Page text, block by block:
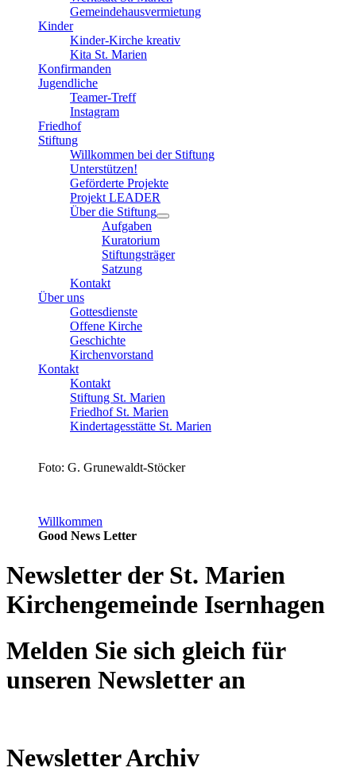
Gemeindehausvermietung
Kinder
Kinder-Kirche kreativ
Kita St. Marien
Konfirmanden
Jugendliche
Teamer-Treff
Instagram
Friedhof
Stiftung
Willkommen bei der Stiftung
Unterstützen!
Geförderte Projekte
Projekt LEADER
Über die Stiftung
Aufgaben
Kuratorium
Stiftungsträger
Satzung
Kontakt
Über uns
Gottesdienste
Offene Kirche
Geschichte
Kirchenvorstand
Kontakt
Kontakt
Stiftung St. Marien
Friedhof St. Marien
Kindertagesstätte St. Marien
Foto: G. Grunewaldt-Stöcker
Willkommen
Good News Letter
Newsletter der St. Marien
Kirchengemeinde Isernhagen
Melden Sie sich gleich für
unseren Newsletter an
Newsletter Archiv